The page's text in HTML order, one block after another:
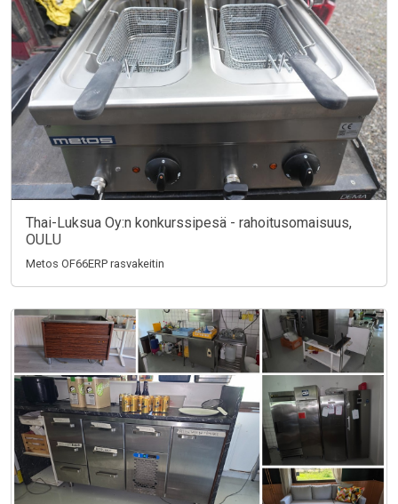
Thai-Luksua Oy:n konkurssipesä - rahoitusomaisuus,
OULU
Metos OF66ERP rasvakeitin